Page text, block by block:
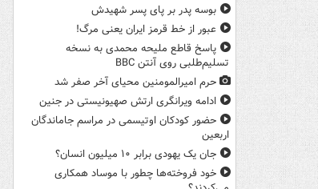
بوسه‌ پدر بر پای پسر شهیدش
عبور از خط قرمز ایران یعنی مرگ!
پاسخ قاطع ملیحه محمدی به نسخه
تسلیم‌طلبی روی آنتن BBC
حرم امیرالمومنین محیای آخر صفر شد
ادامه ویرانگری ارتش صهیونیستی در جنین
حضور کودکان اوتیسمی در مراسم جاماندگان
اربعین
جان یک یهودی برابر ۱۰ میلیون انسان؟
خود فروخته‌ها چطور با موساد همکاری